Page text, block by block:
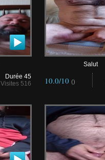
Durée 45
Visites 516
Salut
10.0/10 ()